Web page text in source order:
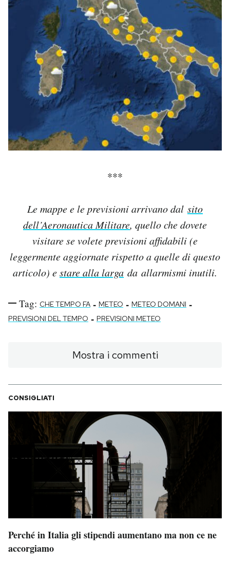
***
Le mappe e le previsioni arrivano dal sito
dell’Aeronautica Militare, quello che dovete
visitare se volete previsioni affidabili (e
leggermente aggiornate rispetto a quelle di questo
articolo) estare alla larga da allarmismi inutili.
Tag: CHE TEMPO FA - METEO - METEO DOMANI -
PREVISIONI DEL TEMPO - PREVISIONI METEO
Mostra i commenti
CONSIGLIATI
Perché in Italia gli stipendi aumentano ma non ce ne
accorgiamo